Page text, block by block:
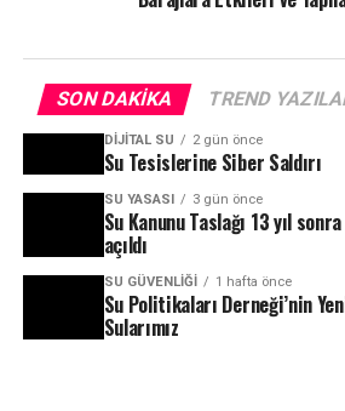
SON DAKIKA TREND
DIJITAL SU 2 gün önce
Su Tesislerine Siber Saldırı
SU YASASI 3 gün önce
Su Kanunu Taslağı 13 yıl
açıldı
SU GÜVENLIĞI 1 hafta önce
Su Politikaları Derneği’nin
Sularımız